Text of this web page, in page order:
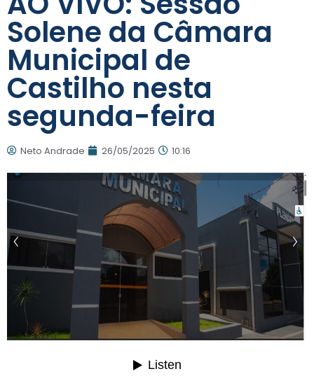
Solene da Câmara
Municipal de
Castilho nesta
segunda-feira
Neto Andrade 26/05/2025 10:16